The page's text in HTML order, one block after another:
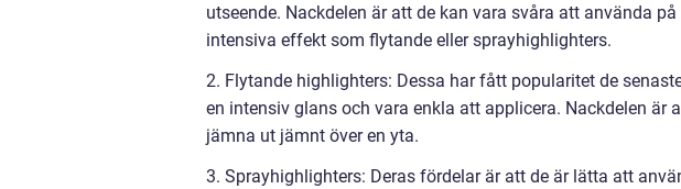
utseende. Nackdelen är att de kan vara svåra att använda
intensiva effekt som flytande eller sprayhighlighters.
2. Flytande highlighters: Dessa har fått popularitet de
en intensiv glans och vara enkla att applicera. Nackdelen är
jämna ut jämnt över en yta.
3. Sprayhighlighters: Deras fördelar är att de är lätta att